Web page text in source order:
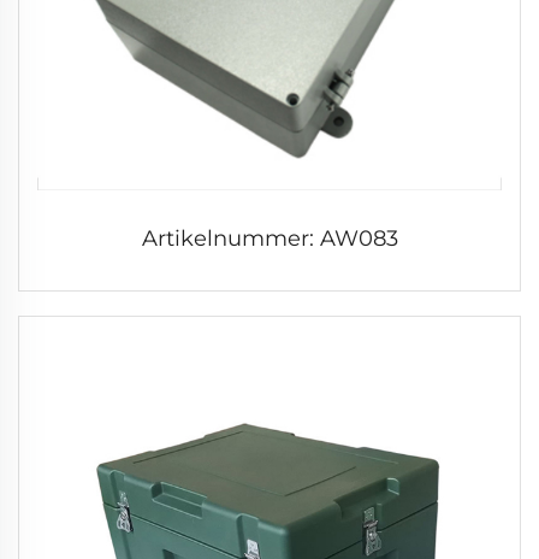
Artikelnummer: AW083